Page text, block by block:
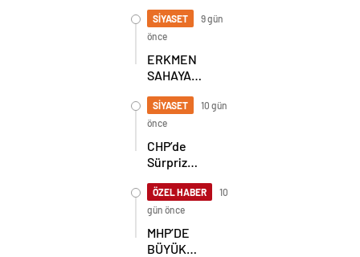
BAŞKAN
SEÇİLDİ
SİYASET
9 gün
önce
ERKMEN
SAHAYA
GÖKÇEBEY
VE
ÇAYCUMA’DA
SİYASET
10 gün
önce
CHP’de
Sürpriz
Başkanlığı
İçin
Beklenen
Hamle Geldi
ÖZEL HABER
10
gün önce
MHP’DE
BÜYÜK